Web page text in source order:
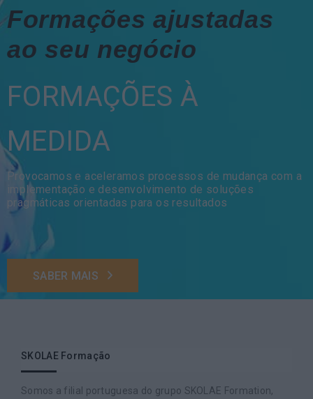
Formações ajustadas
ao seu negócio
FORMAÇÕES À
MEDIDA
Provocamos e aceleramos processos de mudança com a
implementação e desenvolvimento de soluções
pragmáticas orientadas para os resultados
SABER MAIS
SKOLAE Formação
Somos a filial portuguesa do grupo SKOLAE Formation,